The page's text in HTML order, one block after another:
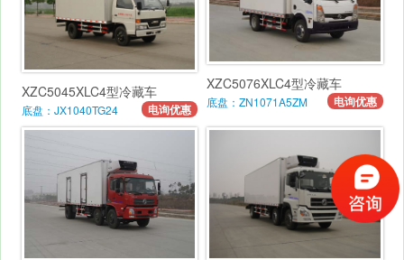
XZC5045XLC4型冷藏车
底盘：JX1040TG24 电询优惠
XZC5076XLC4型冷藏车
底盘：ZN1071A5ZM 电询优惠